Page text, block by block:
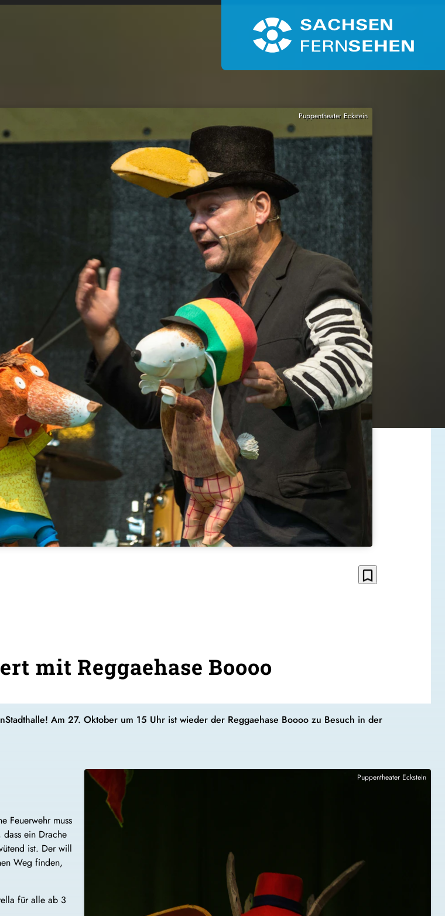
Puppentheater Eckstein
bookmark_border
mit Reggaehase Boooo
Am 27. Oktober um 15 Uhr ist wieder der Reggaehase Boooo zu Besuch in der
Feuerwehr muss
ein Drache
ist. Der will
Weg finden,
für alle ab 3
Puppentheater Eckstein